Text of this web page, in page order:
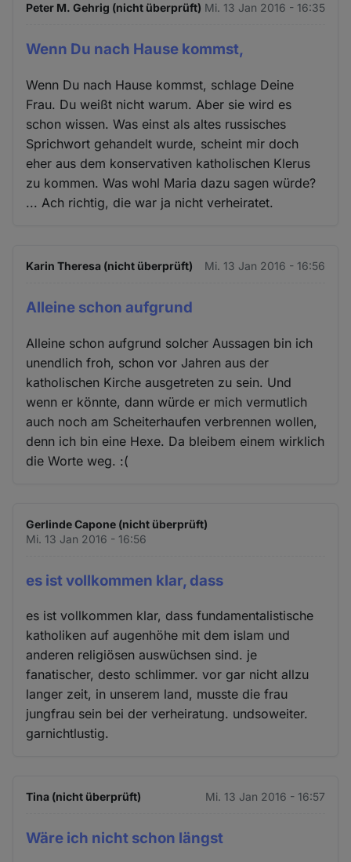
Peter M. Gehrig (nicht überprüft) Mi. 13 Jan 2016 - 16:35
Wenn Du nach Hause kommst,
Wenn Du nach Hause kommst, schlage Deine
Frau. Du weißt nicht warum. Aber sie wird es
schon wissen. Was einst als altes russisches
Sprichwort gehandelt wurde, scheint mir doch
eher aus dem konservativen katholischen Klerus
zu kommen. Was wohl Maria dazu sagen würde?
... Ach richtig, die war ja nicht verheiratet.
Karin Theresa (nicht überprüft) Mi. 13 Jan 2016 - 16:56
Alleine schon aufgrund
Alleine schon aufgrund solcher Aussagen bin ich
unendlich froh, schon vor Jahren aus der
katholischen Kirche ausgetreten zu sein. Und
wenn er könnte, dann würde er mich vermutlich
auch noch am Scheiterhaufen verbrennen wollen,
denn ich bin eine Hexe. Da bleibem einem wirklich
die Worte weg. :(
Gerlinde Capone (nicht überprüft)
Mi. 13 Jan 2016 - 16:56
es ist vollkommen klar, dass
es ist vollkommen klar, dass fundamentalistische
katholiken auf augenhöhe mit dem islam und
anderen religiösen auswüchsen sind. je
fanatischer, desto schlimmer. vor gar nicht allzu
langer zeit, in unserem land, musste die frau
jungfrau sein bei der verheiratung. undsoweiter.
garnichtlustig.
Tina (nicht überprüft) Mi. 13 Jan 2016 - 16:57
Wäre ich nicht schon längst